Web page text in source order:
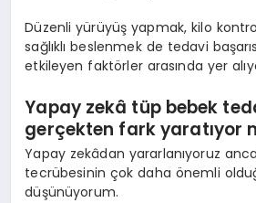
Düzenli yürüyüş yapmak, kilo
sağlıklı beslenmek de tedavi
etkileyen faktörler arasında yer
Yapay zekâ tüp bebek
gerçekten fark yaratıyor
Yapay zekâdan yararlanıyoruz
tecrübesinin çok daha önemli
düşünüyorum.